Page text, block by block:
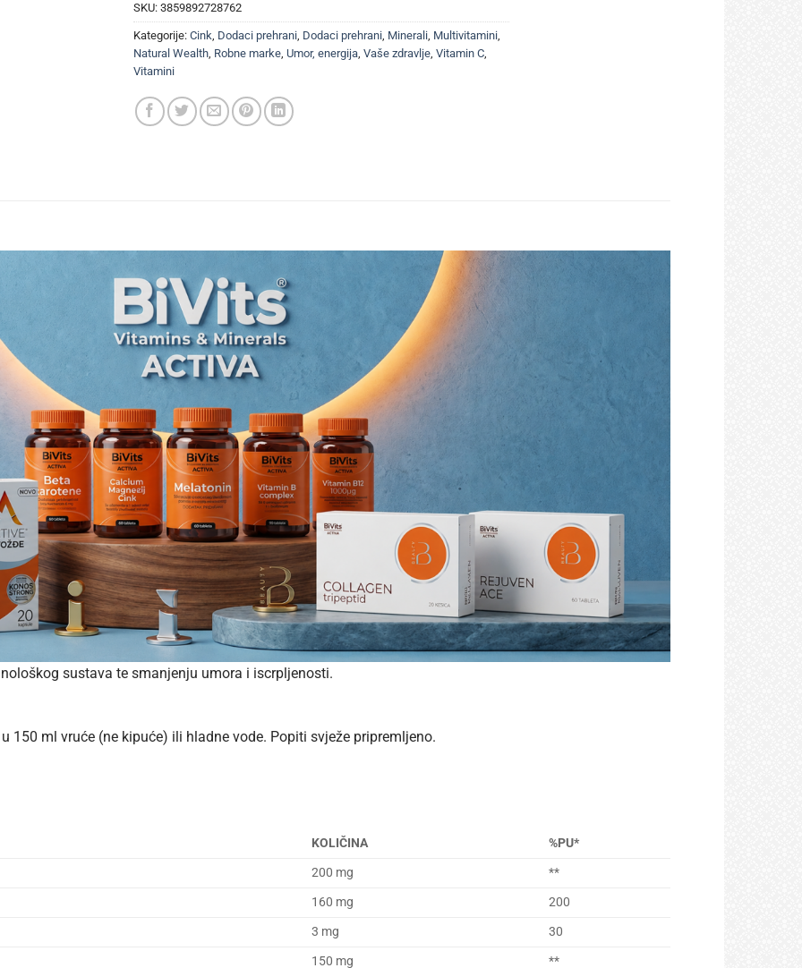
SKU: 3859892728762
Kategorije: Cink, Dodaci prehrani, Dodaci prehrani, Minerali, Multivitamini,
Natural Wealth, Robne marke, Umor, energija, Vaše zdravlje, Vitamin C,
Vitamini
sustava te smanjenju umora i iscrpljenosti.
150 ml vruće (ne kipuće) ili hladne vode. Popiti svježe pripremljeno.
KOLIČINA
%PU*
200 mg
**
160 mg
200
3 mg
30
150 mg
**